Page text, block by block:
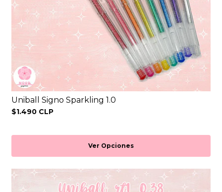
Uniball Signo Sparkling 1.0
$1.490 CLP
Ver Opciones